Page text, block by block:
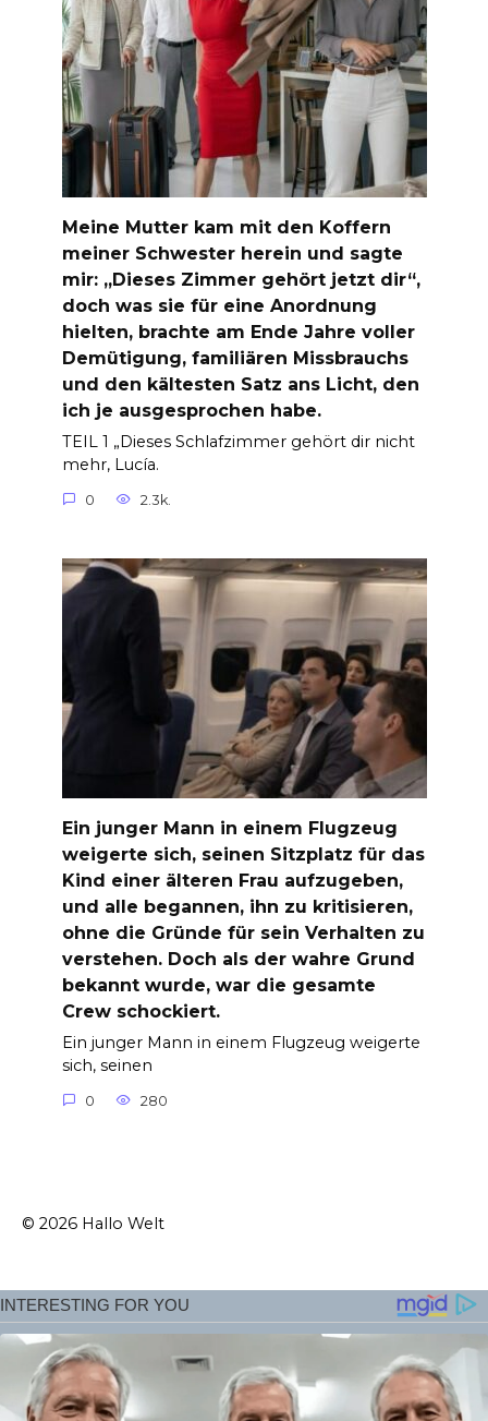
Meine Mutter kam mit den Koffern
meiner Schwester herein und sagte
mir: „Dieses Zimmer gehört jetzt dir“,
doch was sie für eine Anordnung
hielten, brachte am Ende Jahre voller
Demütigung, familiären Missbrauchs
und den kältesten Satz ans Licht, den
ich je ausgesprochen habe.
TEIL 1 „Dieses Schlafzimmer gehört dir nicht
mehr, Lucía.
0 2.3k.
Ein junger Mann in einem Flugzeug
weigerte sich, seinen Sitzplatz für das
Kind einer älteren Frau aufzugeben,
und alle begannen, ihn zu kritisieren,
ohne die Gründe für sein Verhalten zu
verstehen. Doch als der wahre Grund
bekannt wurde, war die gesamte
Crew schockiert.
Ein junger Mann in einem Flugzeug weigerte
sich, seinen
0 280
© 2026 Hallo Welt